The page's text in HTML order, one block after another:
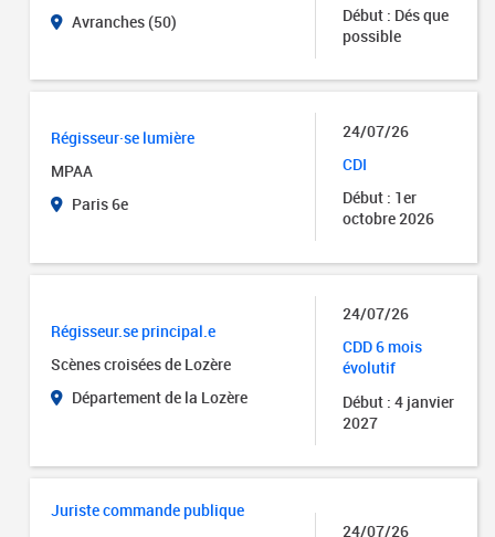
Avranches (50)
Début : Dés que
possible
Régisseur·se lumière
MPAA
Paris 6e
24/07/26
CDI
Début : 1er
octobre 2026
Régisseur.se principal.e
Scènes croisées de Lozère
Département de la Lozère
24/07/26
CDD 6 mois
évolutif
Début : 4 janvier
2027
Juriste commande publique
24/07/26